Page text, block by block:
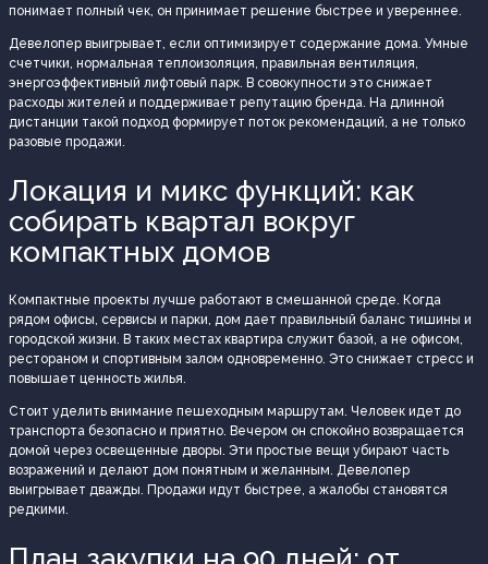
понимает полный чек, он принимает решение быстрее и увереннее.
Девелопер выигрывает, если оптимизирует содержание дома. Умные
счетчики, нормальная теплоизоляция, правильная вентиляция,
энергоэффективный лифтовый парк. В совокупности это снижает
расходы жителей и поддерживает репутацию бренда. На длинной
дистанции такой подход формирует поток рекомендаций, а не только
разовые продажи.
Локация и микс функций: как
собирать квартал вокруг
компактных домов
Компактные проекты лучше работают в смешанной среде. Когда
рядом офисы, сервисы и парки, дом дает правильный баланс тишины и
городской жизни. В таких местах квартира служит базой, а не офисом,
рестораном и спортивным залом одновременно. Это снижает стресс и
повышает ценность жилья.
Стоит уделить внимание пешеходным маршрутам. Человек идет до
транспорта безопасно и приятно. Вечером он спокойно возвращается
домой через освещенные дворы. Эти простые вещи убирают часть
возражений и делают дом понятным и желанным. Девелопер
выигрывает дважды. Продажи идут быстрее, а жалобы становятся
редкими.